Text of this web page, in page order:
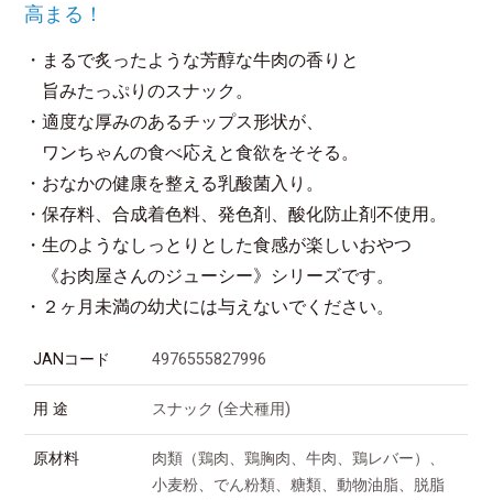
高まる！
・まるで炙ったような芳醇な牛肉の香りと
旨みたっぷりのスナック。
・適度な厚みのあるチップス形状が、
ワンちゃんの食べ応えと食欲をそそる。
・おなかの健康を整える乳酸菌入り。
・保存料、合成着色料、発色剤、酸化防止剤不使用。
・生のようなしっとりとした食感が楽しいおやつ
《お肉屋さんのジューシー》シリーズです。
・２ヶ月未満の幼犬には与えないでください。
JANコード 4976555827996
用 途 スナック (全犬種用)
原材料
肉類（鶏肉、鶏胸肉、牛肉、鶏レバー）、
小麦粉、でん粉類、糖類、動物油脂、脱脂